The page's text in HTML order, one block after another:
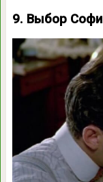
9. Выбор Софи